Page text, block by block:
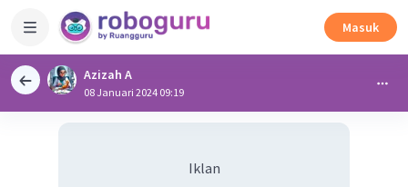
Masuk
Azizah A
08 Januari 2024 09:19
Iklan